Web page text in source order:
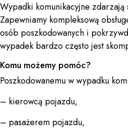
Wypadki komunikacyjne
Zapewniamy kompleksową
osób poszkodowanych i
wypadek bardzo często jest
Komu możemy pomóc?
Poszkodowanemu w wypadku
– kierowcą pojazdu,
– pasażerem pojazdu,